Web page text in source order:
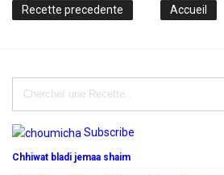
Recette precedente Accueil
Subscribe
Chhiwat bladi jemaa shaim